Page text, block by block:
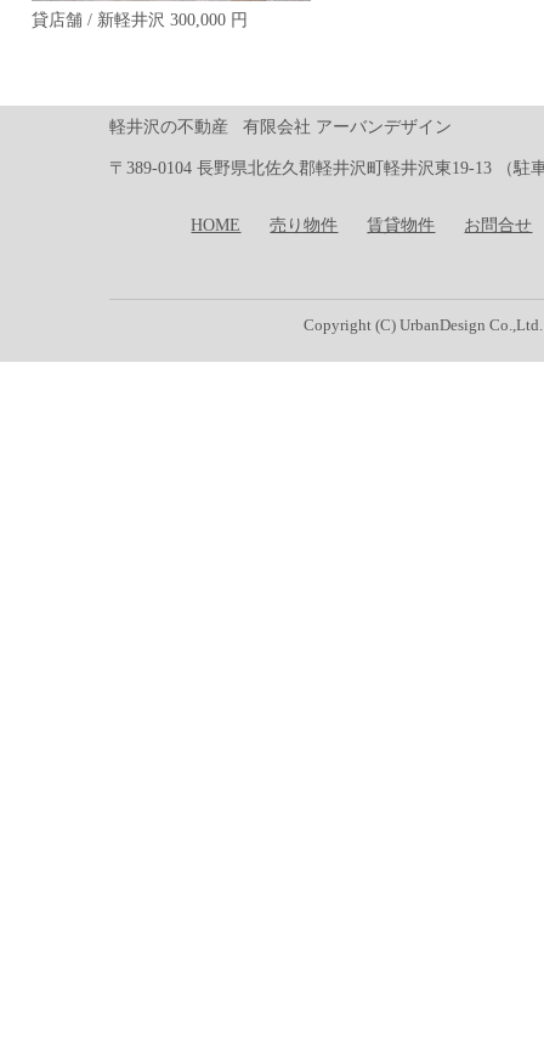
貸店舗 / 新軽井沢 300,000 円
軽井沢の不動産 有限会社 アーバンデザイン
〒389-0104 長野県北佐久郡軽井沢町軽井沢東19-13 （駐
HOME 売り物件 賃貸物件 お問合せ
Copyright (C) UrbanDesign